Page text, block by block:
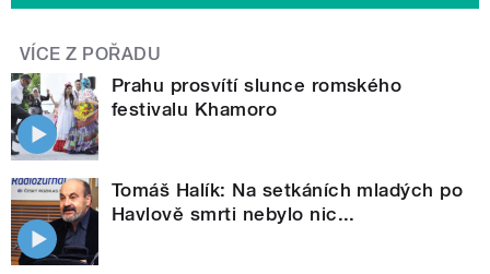
VÍCE Z POŘADU
Prahu prosvítí slunce romského
festivalu Khamoro
Tomáš Halík: Na setkáních mladých po
Havlově smrti nebylo nic...